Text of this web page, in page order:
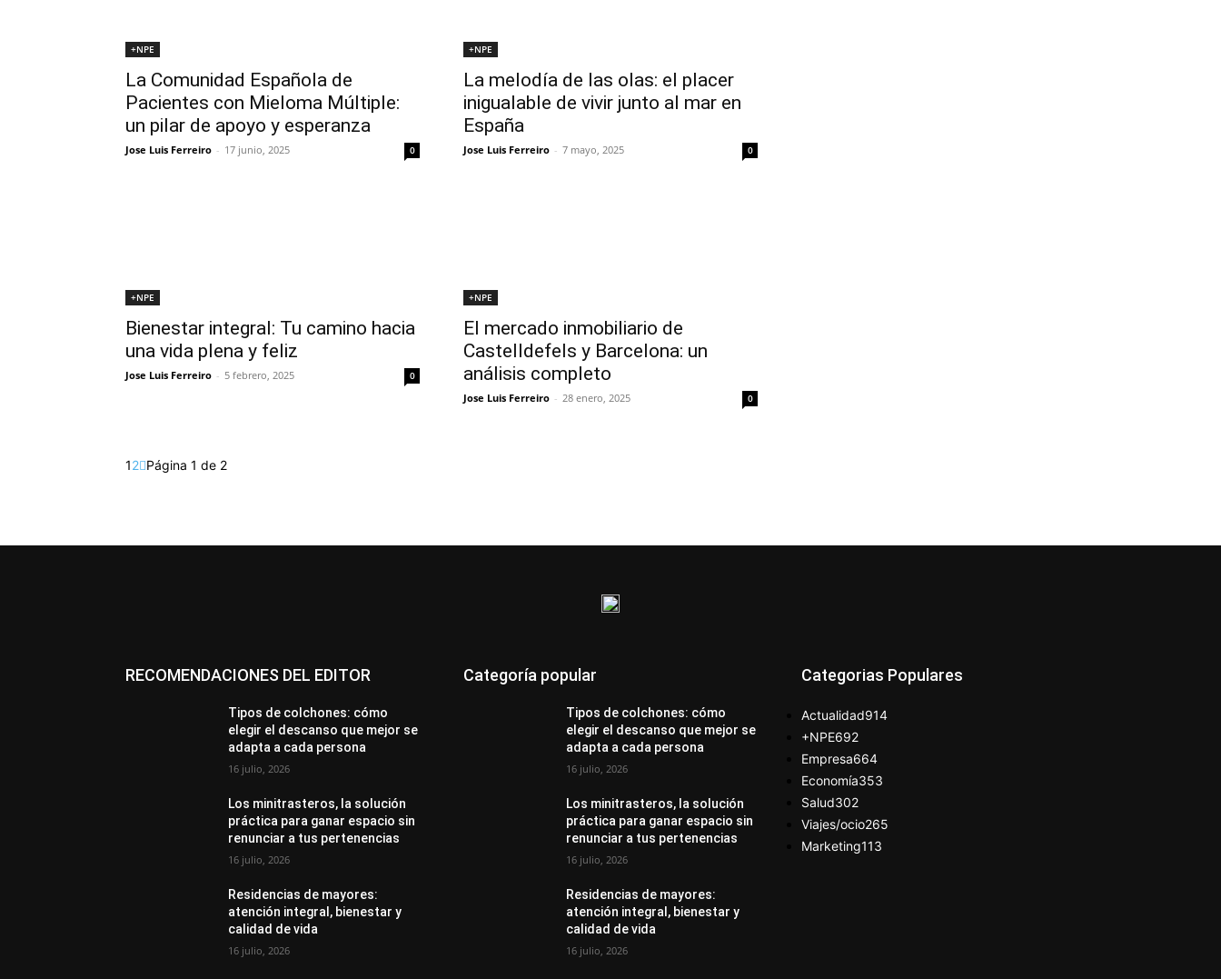
+NPE
La Comunidad Española de
Pacientes con Mieloma Múltiple:
un pilar de apoyo y esperanza
Jose Luis Ferreiro - 17 junio, 2025 0
+NPE
La melodía de las olas: el placer
inigualable de vivir junto al mar en
España
Jose Luis Ferreiro - 7 mayo, 2025 0
+NPE
Bienestar integral: Tu camino hacia
una vida plena y feliz
Jose Luis Ferreiro - 5 febrero, 2025 0
+NPE
El mercado inmobiliario de
Castelldefels y Barcelona: un
análisis completo
Jose Luis Ferreiro - 28 enero, 2025 0
12 Página 1 de 2
RECOMENDACIONES DEL EDITOR
Tipos de colchones: cómo
elegir el descanso que mejor se
adapta a cada persona
16 julio, 2026
Los minitrasteros, la solución
práctica para ganar espacio sin
renunciar a tus pertenencias
16 julio, 2026
Residencias de mayores:
atención integral, bienestar y
calidad de vida
16 julio, 2026
Categoría popular
Tipos de colchones: cómo
elegir el descanso que mejor se
adapta a cada persona
16 julio, 2026
Los minitrasteros, la solución
práctica para ganar espacio sin
renunciar a tus pertenencias
16 julio, 2026
Residencias de mayores:
atención integral, bienestar y
calidad de vida
16 julio, 2026
Categorias Populares
Actualidad914
+NPE692
Empresa664
Economía353
Salud302
Viajes/ocio265
Marketing113